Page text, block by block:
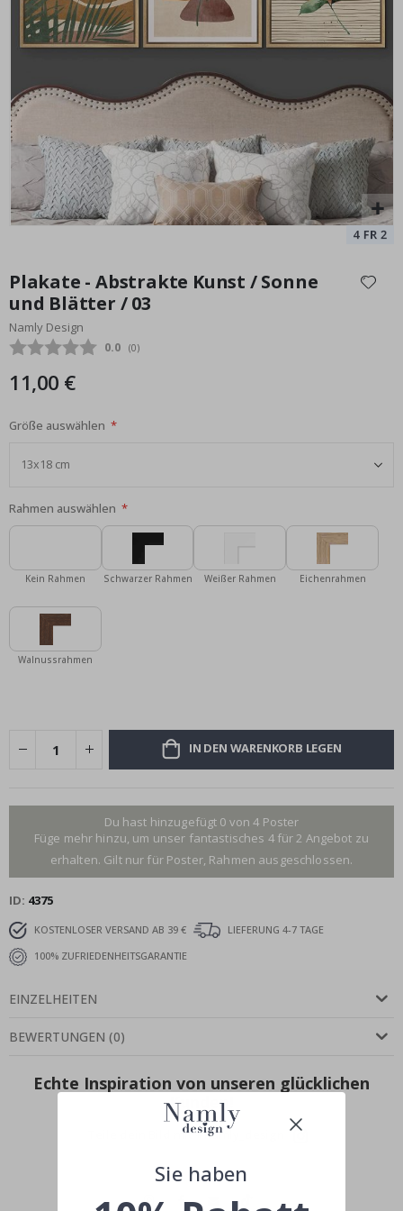
Personalisierte Poster – Karikatur / Cartoon-Stil – KI-Poster
Special
Price
15,00 €
Anfang
der
Bildgalerie
springen
Plakate - Abstrakte Kunst / Sonne
und Blätter / 03
Namly Design
Durchschnittliche Bewertung:
0.0 (abgegebene bewertungen:
0)
11,00 €
Größe auswählen
Rahmen auswählen
Kein Rahmen Schwarzer Rahmen Weißer Rahmen Eichenrahmen
Walnussrahmen
IN DEN WARENKORB LEGEN
Du hast hinzugefügt 0 von 4 Poster
Füge mehr hinzu, um unser fantastisches 4 für 2 Angebot zu
erhalten. Gilt nur für Poster, Rahmen ausgeschlossen.
ID 4375
KOSTENLOSER VERSAND AB 39 €
LIEFERUNG 4-7 TAGE
100% ZUFRIEDENHEITSGARANTIE
EINZELHEITEN
BEWERTUNGEN (0)
Echte Inspiration von unseren glücklichen
Kunden!
Teile dein Bild mit #namly_design
Sie haben